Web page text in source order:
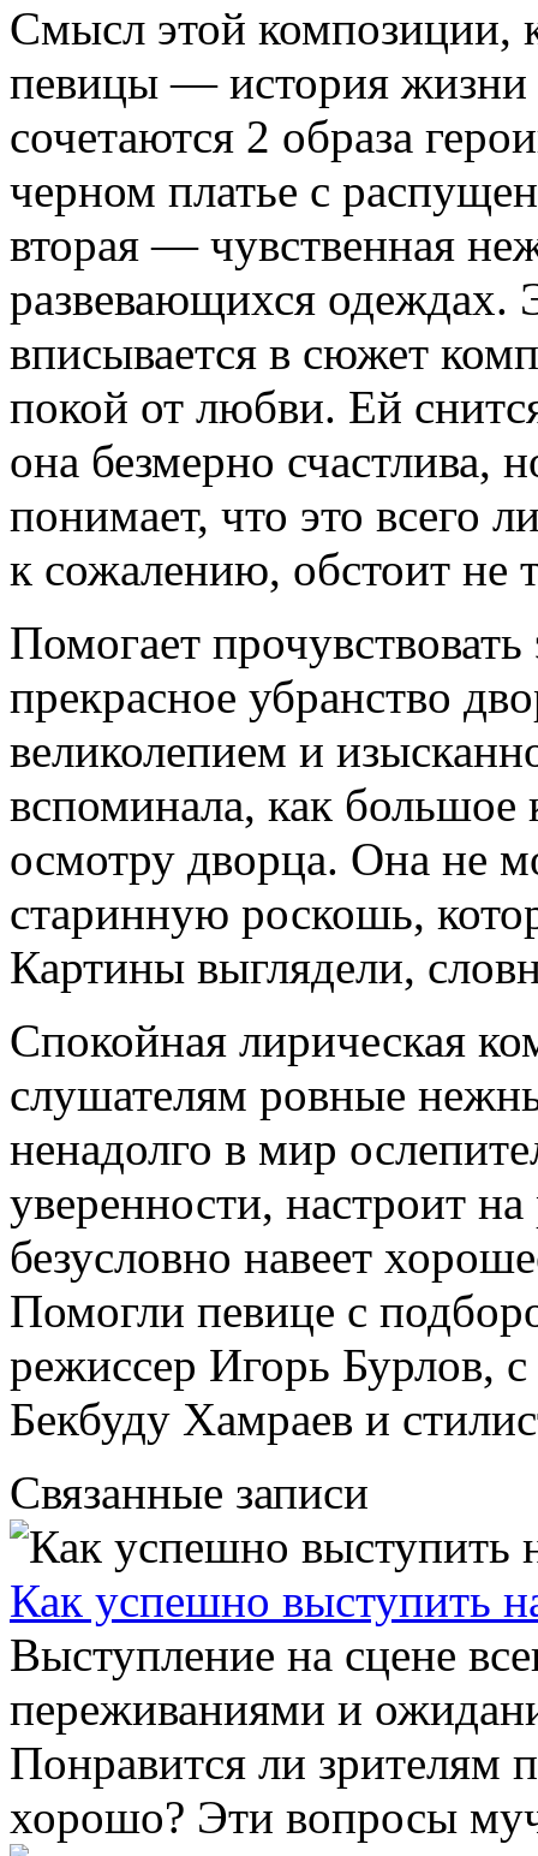
Смысл этой композиции,
певицы — история жизни
сочетаются 2 образа
черном платье с
вторая — чувственная
развевающихся одеждах.
вписывается в сюжет
покой от любви. Ей
она безмерно счастлива,
понимает, что это всего
к сожалению, обстоит не
Помогает
прекрасное убранство
великолепием и
вспоминала, как большое
осмотру дворца. Она не
старинную роскошь,
Картины выглядели,
Спокойная лирическая
слушателям ровные
ненадолго в мир
уверенности, настроит
безусловно навеет
Помогли певице с
режиссер Игорь Бурлов,
Бекбуду Хамраев и
Связанные записи
Как успешно выступить
Выступление на сцене
переживаниями и
Понравится ли зрителям
хорошо? Эти вопросы